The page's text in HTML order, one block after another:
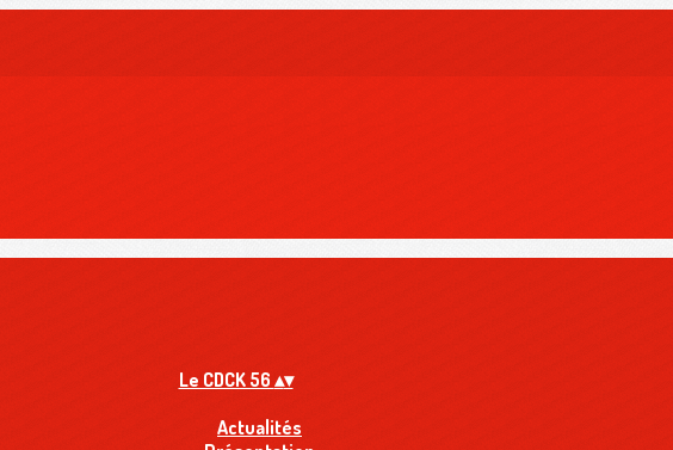
Le CDCK 56 ▴▾
Actualités